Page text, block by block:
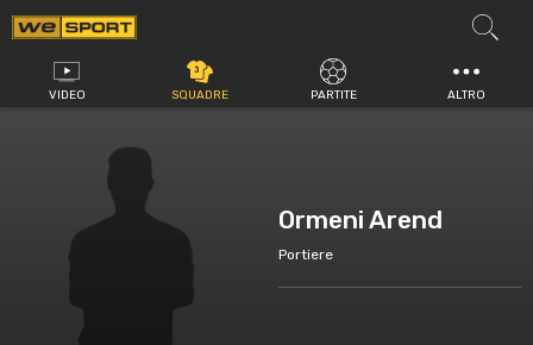
Vai
al
contenuto
VIDEO SQUADRE PARTITE ALTRO
Ormeni Arend
Portiere